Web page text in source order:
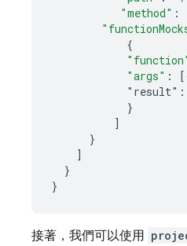
"method" :
{
"args" : [
"result":
}
]
}
]
}
}
接著，我們可以使用